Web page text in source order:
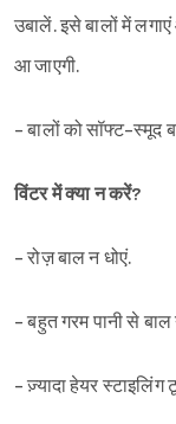
उबालें. इसे बालों में
आ जाएगी.
- बालों को सॉफ्ट-स्मूद
विंटर में क्या न करें?
- रोज़ बाल न धोएं.
- बहुत गरम पानी से बाल
- ज़्यादा हेयर